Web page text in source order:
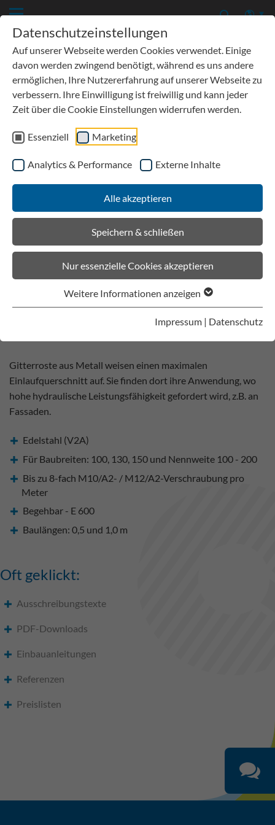
Datenschutzeinstellungen
Auf unserer Webseite werden Cookies verwendet. Einige
davon werden zwingend benötigt, während es uns andere
ermöglichen, Ihre Nutzererfahrung auf unserer Webseite zu
verbessern. Ihre Einwilligung ist freiwillig und kann jeder
Zeit über die Cookie Einstellungen widerrufen werden.
Essenziell Marketing
Analytics & Performance Externe Inhalte
Alle akzeptieren
Speichern & schließen
Nur essenzielle Cookies akzeptieren
Weitere Informationen anzeigen
Impressum | Datenschutz
SCHNELLZUGRIFF
Gitterrost
Gitterroste aus Metall weisen einen maximalen
Einlaufquerschnitt auf. Sie finden dort ihre Anwendung, wo
hohe hydraulische Leistungsfähigkeit gefordert wird, z.B. an
Fassaden.
Edelstahl (V2A)
Für Baubreiten: 100, 130, 150 und Nennweite 100 - 200
Bis zu 8-fach M10/A2- / M12/A2-Verschraubung pro
Meter
Begehbar - E 600
Baulängen: 0,5 und 1,0 m
Oft geklickt:
Ausschreibungstexte
PDF-Downloads
Einbauanleitungen
Referenzen
Preislisten